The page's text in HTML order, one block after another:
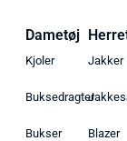
Dametøj
Kjoler
Buksedragter
Bukser
Jakker
Blazer